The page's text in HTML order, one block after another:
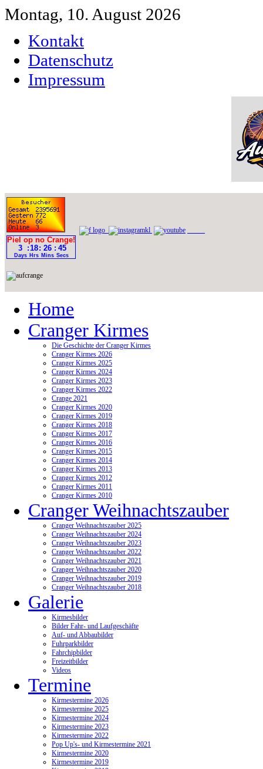
Montag, 10. August 2026
Kontakt
Datenschutz
Impressum
Home
Cranger Kirmes
Die Geschichte der Cranger Kirmes
Cranger Kirmes 2026
Cranger Kirmes 2025
Cranger Kirmes 2024
Cranger Kirmes 2023
Cranger Kirmes 2022
Crange 2021
Cranger Kirmes 2020
Cranger Kirmes 2019
Cranger Kirmes 2018
Cranger Kirmes 2017
Cranger Kirmes 2016
Cranger Kirmes 2015
Cranger Kirmes 2014
Cranger Kirmes 2013
Cranger Kirmes 2012
Cranger Kirmes 2011
Cranger Kirmes 2010
Cranger Weihnachtszauber
Cranger Weihnachtszauber 2025
Cranger Weihnachtszauber 2024
Cranger Weihnachtszauber 2023
Cranger Weihnachtszauber 2022
Cranger Weihnachtszauber 2021
Cranger Weihnachtszauber 2020
Cranger Weihnachtszauber 2019
Cranger Weihnachtszauber 2018
Galerie
Kirmesbilder
Bilder Fahr- und Laufgeschäfte
Auf- und Abbaubilder
Fuhrparkbilder
Fahrchipbilder
Freizeitbilder
Videos
Termine
Kirmestermine 2026
Kirmestermine 2025
Kirmestermine 2024
Kirmestermine 2023
Kirmestermine 2022
Pop Up's- und Kirmestermine 2021
Kirmestermine 2020
Kirmestermine 2019